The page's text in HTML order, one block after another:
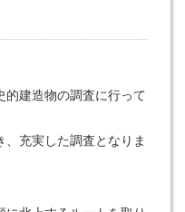
的建造物の調査に行って
充実した調査となりま